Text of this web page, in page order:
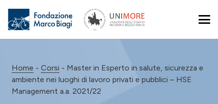
Home - Corsi - Master in Esperto in salute, sicurezza e
ambiente nei luoghi di lavoro privati e pubblici – HSE
Management a.a. 2021/22